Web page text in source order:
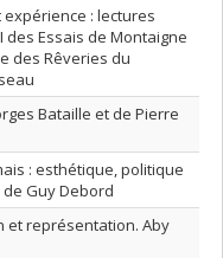
: lectures
des Essais de Montaigne
des Rêveries du
Bataille et de Pierre
: esthétique, politique
Guy Debord
et représentation. Aby